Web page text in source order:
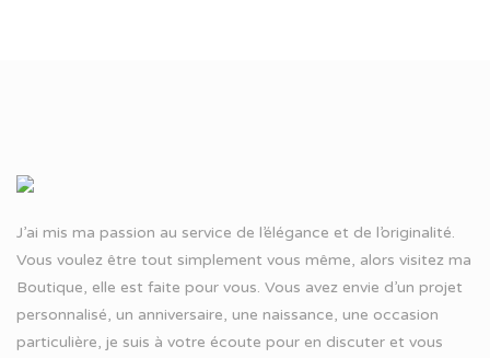
J’ai mis ma passion au service de l’élégance et de l’originalité.
Vous voulez être tout simplement vous même, alors visitez ma
Boutique, elle est faite pour vous. Vous avez envie d’un projet
personnalisé, un anniversaire, une naissance, une occasion
particulière, je suis à votre écoute pour en discuter et vous